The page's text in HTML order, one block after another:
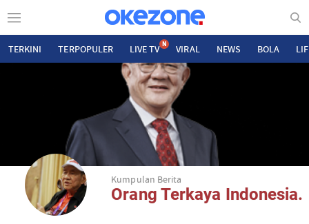
TERKINI TERPOPULER LIVE TV N VIRAL NEWS BOLA
Kumpulan Berita
Orang Terkaya Indonesia.